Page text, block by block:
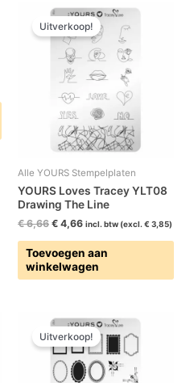
Uitverkoop!
Alle YOURS Stempelplaten
YOURS Loves Tracey YLT08
Drawing The Line
€6,66
Oorspronkelijke
prijs
was:
€ 6,66.
€ 4,66
Huidige
prijs
is:
€ 4,66.
incl. btw (excl. € 3,85)
Toevoegen aan
winkelwagen
Uitverkoop!
Oorspronkelijke
prijs
was:
€ 6,66.
Huidige
prijs
is:
€ 4,66.